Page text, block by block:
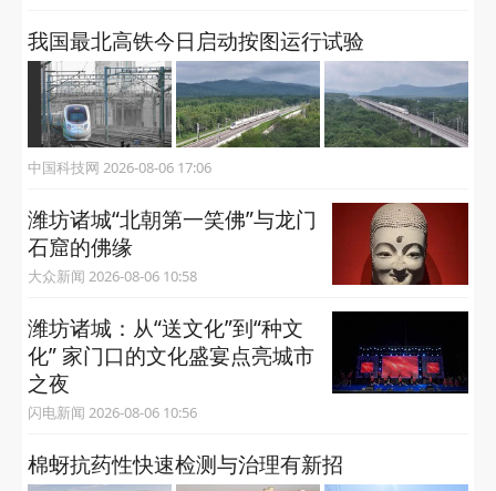
我国最北高铁今日启动按图运行试验
中国科技网 2026-08-06 17:06
潍坊诸城“‌北朝第一笑佛‌”与龙门
石窟的佛缘
大众新闻 2026-08-06 10:58
潍坊诸城：从“送文化”到“种文
化” 家门口的文化盛宴点亮城市
之夜
闪电新闻 2026-08-06 10:56
棉蚜抗药性快速检测与治理有新招